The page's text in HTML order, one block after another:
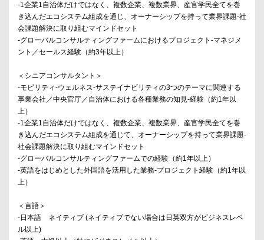
-1企業1自治体だけではなく、複数企業、複数業界、産官学民全てを巻
き込んだエコシステム組成を通じ、オーナーシップを持って業界課題-社
会課題解決に取り組むマインドセット
-グローバルコンサルティングファームにおけるプロジェクト-マネジメ
ント／セールス経験（約3年以上）
＜シニアコンサルタント＞
-モビリティ-ウェルネス-サステイナビリティの3つのテーマに関連する
事業会社／中央官庁／自治体における各種業務の知見-経験（約1年以
上）
-1企業1自治体だけではなく、複数企業、複数業界、産官学民全てを巻
き込んだエコシステム組成を通じて、オーナーシップを持って業界課題-
社会課題解決に取り組むマインドセット
-グローバルコンサルティングファームでの経験（約1年以上）
-英語をはじめとした外国語を活用した業務-プロジェクト経験（約1年以
上）
＜言語＞
-日本語 ネイティブ (ネイティブでない場合は日英双方がビジネスレベ
ル以上)